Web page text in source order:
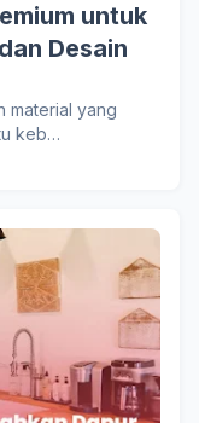
untuk
Desain
material yang
keb…